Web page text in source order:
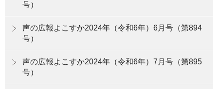
号）
声の広報よこすか2024年（令和6年）6月号（第894
号）
声の広報よこすか2024年（令和6年）7月号（第895
号）